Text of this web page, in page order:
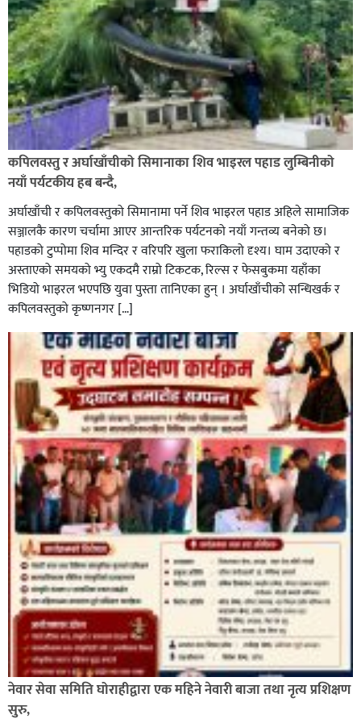
कपिलवस्तु र अर्घाखाँचीको सिमानाका शिव भाइरल पहाड लुम्बिनीको
नयाँ पर्यटकीय हब बन्दै,
अर्घाखाँची र कपिलवस्तुको सिमानामा पर्ने शिव भाइरल पहाड अहिले सामाजिक
सञ्जालकै कारण चर्चामा आएर आन्तरिक पर्यटनको नयाँ गन्तव्य बनेको छ।
पहाडको टुप्पोमा शिव मन्दिर र वरिपरि खुला फराकिलो दृश्य। घाम उदाएको र
अस्ताएको समयको भ्यु एकदमै राम्रो टिकटक, रिल्स र फेसबुकमा यहाँका
भिडियो भाइरल भएपछि युवा पुस्ता तानिएका हुन् । अर्घाखाँचीको सन्धिखर्क र
कपिलवस्तुको कृष्णनगर […]
नेवार सेवा समिति घोराहीद्वारा एक महिने नेवारी बाजा तथा नृत्य प्रशिक्षण
सुरु,